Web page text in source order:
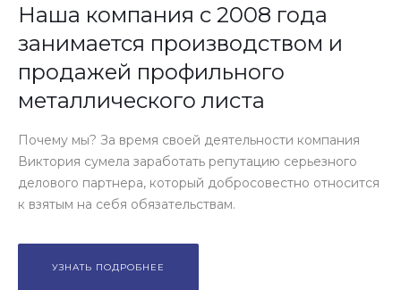
Наша компания с 2008 года
занимается производством и
продажей профильного
металлического листа
Почему мы? За время своей деятельности компания
Виктория сумела заработать репутацию серьезного
делового партнера, который добросовестно относится
к взятым на себя обязательствам.
УЗНАТЬ ПОДРОБНЕЕ